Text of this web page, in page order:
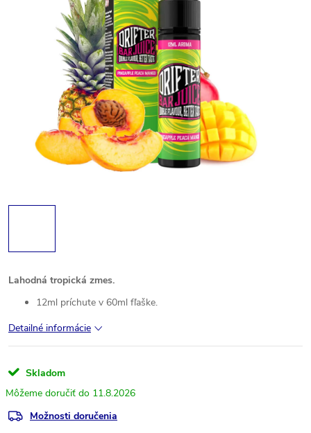
Lahodná tropická zmes.
12ml príchute v 60ml fľaške.
Detailné informácie
Skladom
11.8.2026
Možnosti doručenia